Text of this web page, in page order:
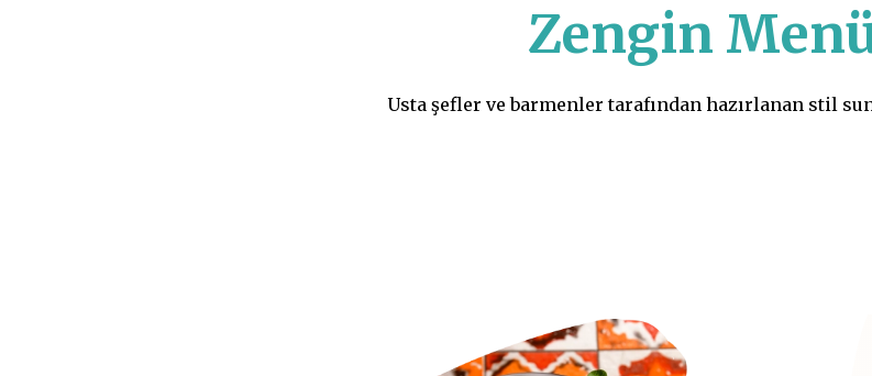
Zengin
Usta şefler ve barmenler tarafından hazırlanan stil